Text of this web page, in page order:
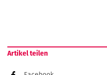
Artikel teilen